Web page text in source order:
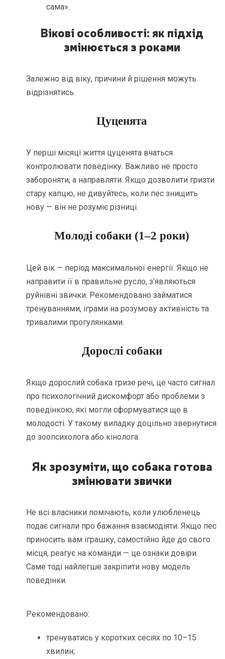
сама».
Вікові особливості: як підхід
змінюється з роками
Залежно від віку, причини й рішення можуть
відрізнятись.
Цуценята
У перші місяці життя цуценята вчаться
контролювати поведінку. Важливо не просто
забороняти, а направляти. Якщо дозволити гризти
стару капцю, не дивуйтесь, коли пес знищить
нову — він не розуміє різниці.
Молоді собаки (1–2 роки)
Цей вік — період максимальної енергії. Якщо не
направити її в правильне русло, з’являються
руйнівні звички. Рекомендовано займатися
тренуваннями, іграми на розумову активність та
тривалими прогулянками.
Дорослі собаки
Якщо дорослий собака гризе речі, це часто сигнал
про психологічний дискомфорт або проблеми з
поведінкою, які могли сформуватися ще в
молодості. У такому випадку доцільно звернутися
до зоопсихолога або кінолога.
Як зрозуміти, що собака готова
змінювати звички
Не всі власники помічають, коли улюбленець
подає сигнали про бажання взаємодіяти. Якщо пес
приносить вам іграшку, самостійно йде до свого
місця, реагує на команди — це ознаки довіри.
Саме тоді найлегше закріпити нову модель
поведінки.
Рекомендовано:
тренуватись у коротких сесіях по 10–15
хвилин;